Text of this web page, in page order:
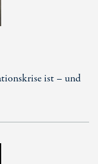
ist – und